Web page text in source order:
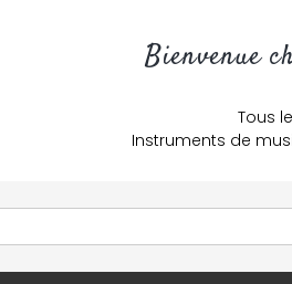
Bienvenue
Tous
Instruments de